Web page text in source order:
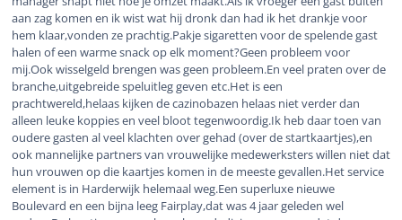
aan zag komen en ik wist wat hij dronk dan had ik het drankje voor
hem klaar,vonden ze prachtig.Pakje sigaretten voor de spelende gast
halen of een warme snack op elk moment?Geen probleem voor
mij.Ook wisselgeld brengen was geen probleem.En veel praten over de
branche,uitgebreide speluitleg geven etc.Het is een
prachtwereld,helaas kijken de cazinobazen helaas niet verder dan
alleen leuke koppies en veel bloot tegenwoordig.Ik heb daar toen van
oudere gasten al veel klachten over gehad (over de startkaartjes),en
ook mannelijke partners van vrouwelijke medewerksters willen niet dat
hun vrouwen op die kaartjes komen in de meeste gevallen.Het service
element is in Harderwijk helemaal weg.Een superluxe nieuwe
Boulevard en een bijna leeg Fairplay,dat was 4 jaar geleden wel